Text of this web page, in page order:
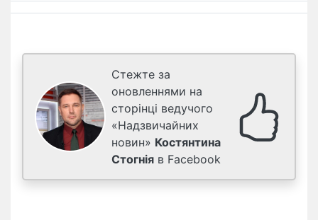
Стежте за
оновленнями на
сторінці ведучого
«Надзвичайних
новин» Костянтина
Стогнія в Facebook